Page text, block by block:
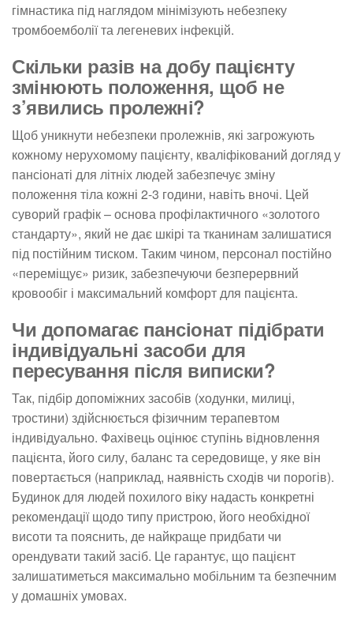
гімнастика під наглядом мінімізують небезпеку
тромбоемболії та легеневих інфекцій.
Скільки разів на добу пацієнту
змінюють положення, щоб не
з’явились пролежні?
Щоб уникнути небезпеки пролежнів, які загрожують
кожному нерухомому пацієнту, кваліфікований догляд у
пансіонаті для літніх людей забезпечує зміну
положення тіла кожні 2-3 години, навіть вночі. Цей
суворий графік – основа профілактичного «золотого
стандарту», який не дає шкірі та тканинам залишатися
під постійним тиском. Таким чином, персонал постійно
«переміщує» ризик, забезпечуючи безперервний
кровообіг і максимальний комфорт для пацієнта.
Чи допомагає пансіонат підібрати
індивідуальні засоби для
пересування після виписки?
Так, підбір допоміжних засобів (ходунки, милиці,
тростини) здійснюється фізичним терапевтом
індивідуально. Фахівець оцінює ступінь відновлення
пацієнта, його силу, баланс та середовище, у яке він
повертається (наприклад, наявність сходів чи порогів).
Будинок для людей похилого віку надасть конкретні
рекомендації щодо типу пристрою, його необхідної
висоти та пояснить, де найкраще придбати чи
орендувати такий засіб. Це гарантує, що пацієнт
залишатиметься максимально мобільним та безпечним
у домашніх умовах.